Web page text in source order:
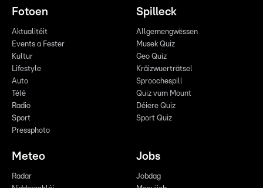
Fotoen
Aktualitéit
Events a Fester
Kultur
Lifestyle
Auto
Télé
Radio
Sport
Pressphoto
Spilleck
Allgemengwëssen
Musek Quiz
Geo Quiz
Kräizwuerträtsel
Sproochespill
Quiz vum Mount
Déiere Quiz
Sport Quiz
Meteo
Radar
Jobs
Jobdag